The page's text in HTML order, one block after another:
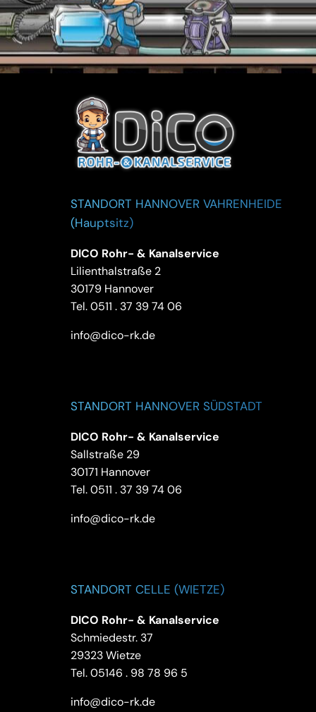
STANDORT HANNOVER VAHRENHEIDE
(Hauptsitz)
DICO Rohr- & Kanalservice
Lilienthalstraße 2
30179 Hannover
Tel.0511 . 37 39 74 06
info@dico-rk.de
STANDORT HANNOVER SÜDSTADT
DICO Rohr- & Kanalservice
Sallstraße 29
30171 Hannover
Tel.0511 . 37 39 74 06
info@dico-rk.de
STANDORT CELLE (WIETZE)
DICO Rohr- & Kanalservice
Schmiedestr. 37
29323 Wietze
Tel.05146 . 98 78 96 5
info@dico-rk.de